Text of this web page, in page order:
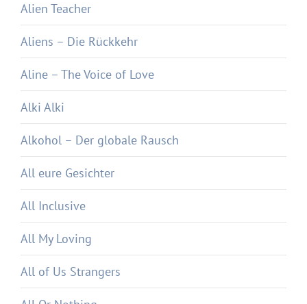
Alien Teacher
Aliens – Die Rückkehr
Aline – The Voice of Love
Alki Alki
Alkohol – Der globale Rausch
All eure Gesichter
All Inclusive
All My Loving
All of Us Strangers